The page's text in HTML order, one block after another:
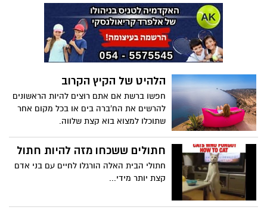
הלהיט של הקיץ הקרוב
חפשו ברשת אם אתם רוצים להיות הראשונים
להרשים את הח'ברה בים או בכל מקום אחר
שתוכלו למצוא בוא קצת שלווה.
חתולים ששכחו מזה להיות חתול
חתולי הבית האלה הורגלו לחיים עם בני אדם
קצת יותר מידי...